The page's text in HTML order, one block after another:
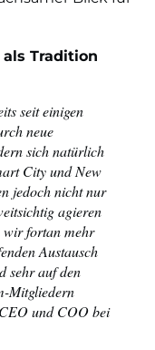
Tradition
seit einigen
neue
sich natürlich
City und New
jedoch nicht nur
agieren
wir fortan mehr
Austausch
sehr auf den
Mitgliedern
und COO bei